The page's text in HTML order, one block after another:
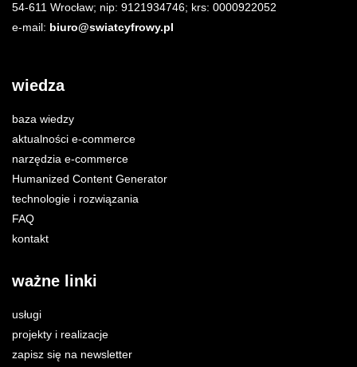
54-611 Wrocław; nip: 9121934746; krs: 0000922052
e-mail: biuro@swiatcyfrowy.pl
wiedza
baza wiedzy
aktualności e-commerce
narzędzia e-commerce
Humanized Content Generator
technologie i rozwiązania
FAQ
kontakt
ważne linki
usługi
projekty i realizacje
zapisz się na newsletter